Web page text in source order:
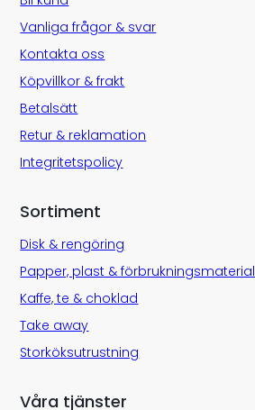
Vanliga frågor & svar
Kontakta oss
Köpvillkor & frakt
Betalsätt
Retur & reklamation
Integritetspolicy
Sortiment
Disk & rengöring
Papper, plast & förbrukningsmaterial
Kaffe, te & choklad
Take away
Storköksutrustning
Våra tjänster